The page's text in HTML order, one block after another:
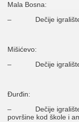
Mala Bosna:
– Dečije igralište i
Mišićevo:
– Dečije igralište i
Đurđin:
– Dečije igralište,
površine kod škole i